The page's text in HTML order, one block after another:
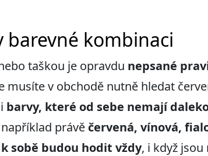
barevné kombinaci
taškou je opravdu nepsané
musíte v obchodě nutně hledat
barvy, které od sebe nemají
právě červená, vínová,
k sobě budou hodit vždy, i když